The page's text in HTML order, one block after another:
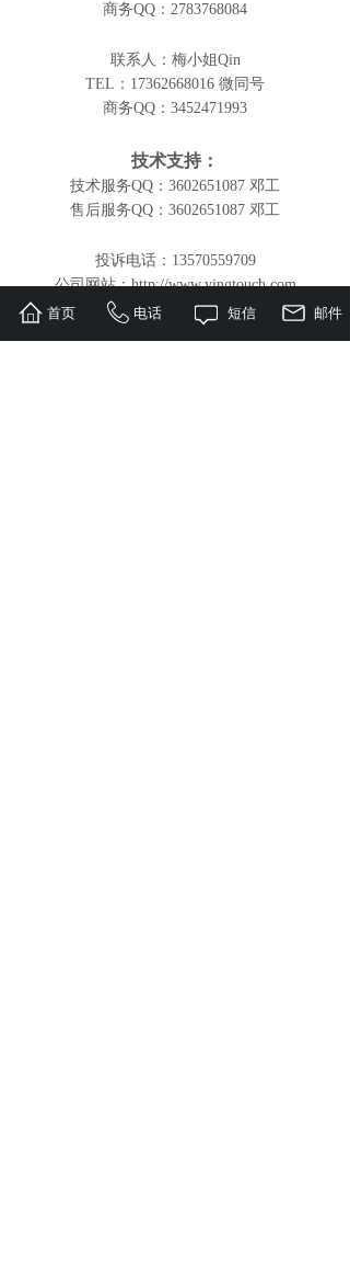
商务QQ：2783768084
联系人：梅小姐Qin
TEL：17362668016 微同号
商务QQ：3452471993
技术支持：
技术服务QQ：3602651087 邓工
售后服务QQ：3602651087 邓工
投诉电话：13570559709
公司网站：http://www.yingtouch.com
地址：广州市番禺区钟村街道毓宏街1号汇杰
首页 电话 短信 邮件